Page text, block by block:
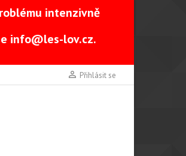
intenzivně
info@les-lov.cz.
 Přihlásit se